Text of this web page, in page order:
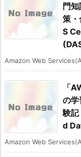
門
策
S
Amazon Web
「
の学
験
d
Amazon Web